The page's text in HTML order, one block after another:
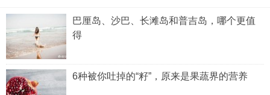
巴厘岛、沙巴、长滩岛和普吉岛，哪个更值
得
6种被你吐掉的“籽”，原来是果蔬界的营养